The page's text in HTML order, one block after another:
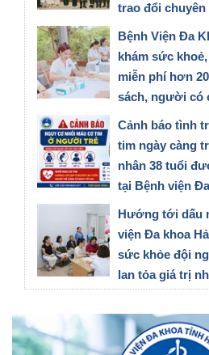
trao đổi chuyên
Bệnh Viện Đa
khám sức
miễn phí hơn
sách, người có
Thành Phố Hải
Cảnh báo tình
tim ngày càng
nhân 38 tuổi
tại Bệnh viện
Hướng tới dấu
viện Đa khoa
sức khỏe đội
lan tỏa giá trị
21/07/2026